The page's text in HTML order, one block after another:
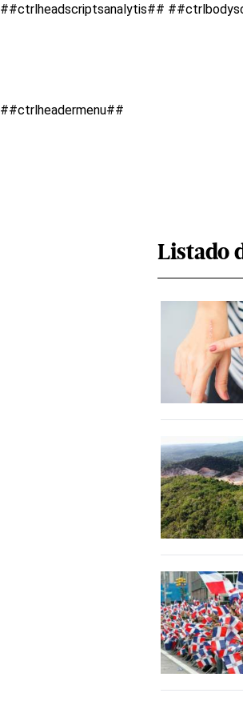
##ctrlheadscriptsanalytis##
##ctrlheadermenu##
Listado